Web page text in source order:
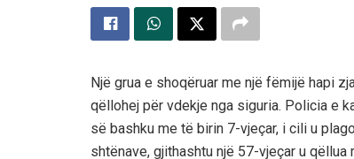
Një grua e shoqëruar me një fëmijë hapi
qëllohej për vdekje nga siguria. Policia e
së bashku me të birin 7-vjeçar, i cili u
shtënave, gjithashtu një 57-vjeçar u qëllua